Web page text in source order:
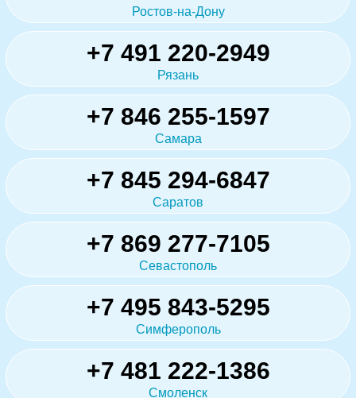
Ростов-на-Дону
+7 491 220-2949
Рязань
+7 846 255-1597
Самара
+7 845 294-6847
Саратов
+7 869 277-7105
Севастополь
+7 495 843-5295
Симферополь
+7 481 222-1386
Смоленск